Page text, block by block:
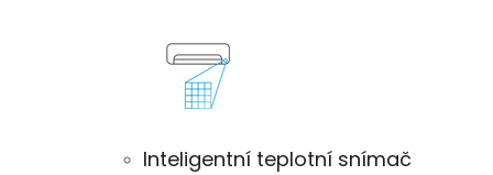
Inteligentní teplotní snímač